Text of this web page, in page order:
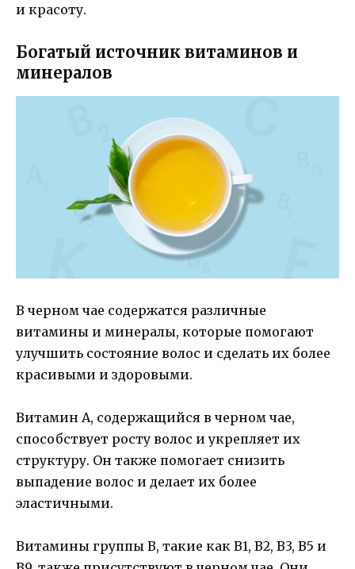
и красоту.
Богатый источник витаминов и
минералов
В черном чае содержатся различные
витамины и минералы, которые помогают
улучшить состояние волос и сделать их более
красивыми и здоровыми.
Витамин А, содержащийся в черном чае,
способствует росту волос и укрепляет их
структуру. Он также помогает снизить
выпадение волос и делает их более
эластичными.
Витамины группы B, такие как B1, B2, B3, B5 и